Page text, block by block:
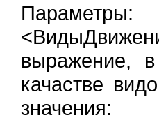
Параметры:
выражение,
качастве
значения: